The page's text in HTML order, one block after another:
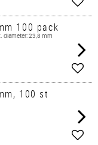
100 pack
diameter: 23,8 mm
100 st